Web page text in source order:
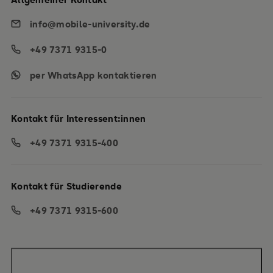
info@mobile-university.de
+49 7371 9315-0
per WhatsApp kontaktieren
Kontakt für Interessent:innen
+49 7371 9315-400
Kontakt für Studierende
+49 7371 9315-600